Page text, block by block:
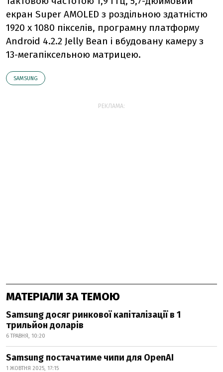
екран Super AMOLED з роздільною здатністю
1920 х 1080 пікселів, програмну платформу
Android 4.2.2 Jelly Bean і вбудовану камеру з
13-мегапіксельною матрицею.
SAMSUNG
РЕКЛАМА:
МАТЕРІАЛИ ЗА ТЕМОЮ
Samsung досяг ринкової капіталізації в 1
трильйон доларів
6 ТРАВНЯ, 10:20
Samsung постачатиме чипи для OpenAI
1 ЖОВТНЯ 2025, 17:15